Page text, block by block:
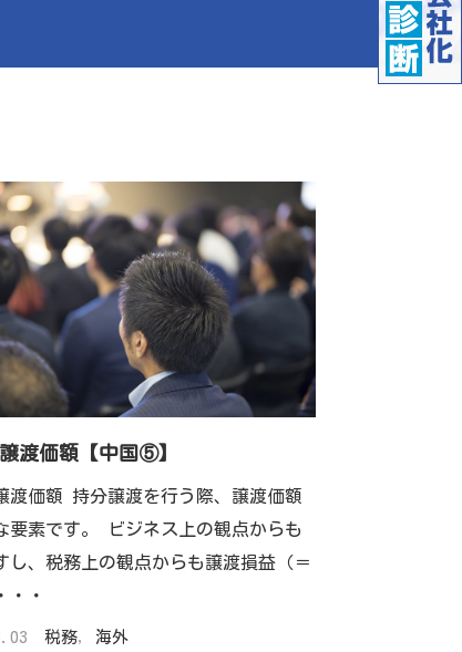
渡価額【中国⑤】
渡価額 持分譲渡を行う際、譲渡価額
要素です。 ビジネス上の観点からも
し、税務上の観点からも譲渡損益（＝
・・
税務, 海外